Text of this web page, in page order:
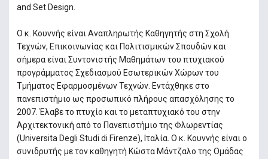
and Set Design.
Ο κ. Κουννής είναι Αναπληρωτής Καθηγητής στη Σχολή
Τεχνών, Επικοινωνίας και Πολιτισμικών Σπουδών και
σήμερα είναι Συντονιστής Μαθημάτων του πτυχιακού
προγράμματος Σχεδιασμού Εσωτερικών Χώρων του
Τμήματος Εφαρμοσμένων Τεχνών. Εντάχθηκε στο
πανεπιστήμιο ως προσωπικό πλήρους απασχόλησης το
2007. Έλαβε το πτυχίο και το μεταπτυχιακό του στην
Αρχιτεκτονική από το Πανεπιστήμιο της Φλωρεντίας
(Universita Degli Studi di Firenze), Ιταλία. Ο κ. Κουννής είναι ο
συνιδρυτής με τον καθηγητή Κώστα Μάντζαλο της Ομάδας